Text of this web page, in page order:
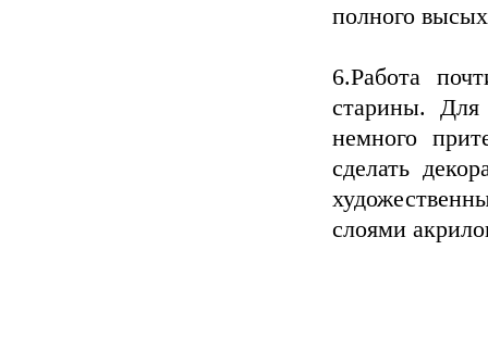
полного
6.Работа
старины. Для
немного
сделать
слоями